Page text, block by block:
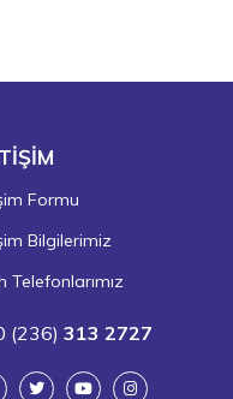
Formu
Bilgilerimiz
Telefonlarımız
(236)313 2727